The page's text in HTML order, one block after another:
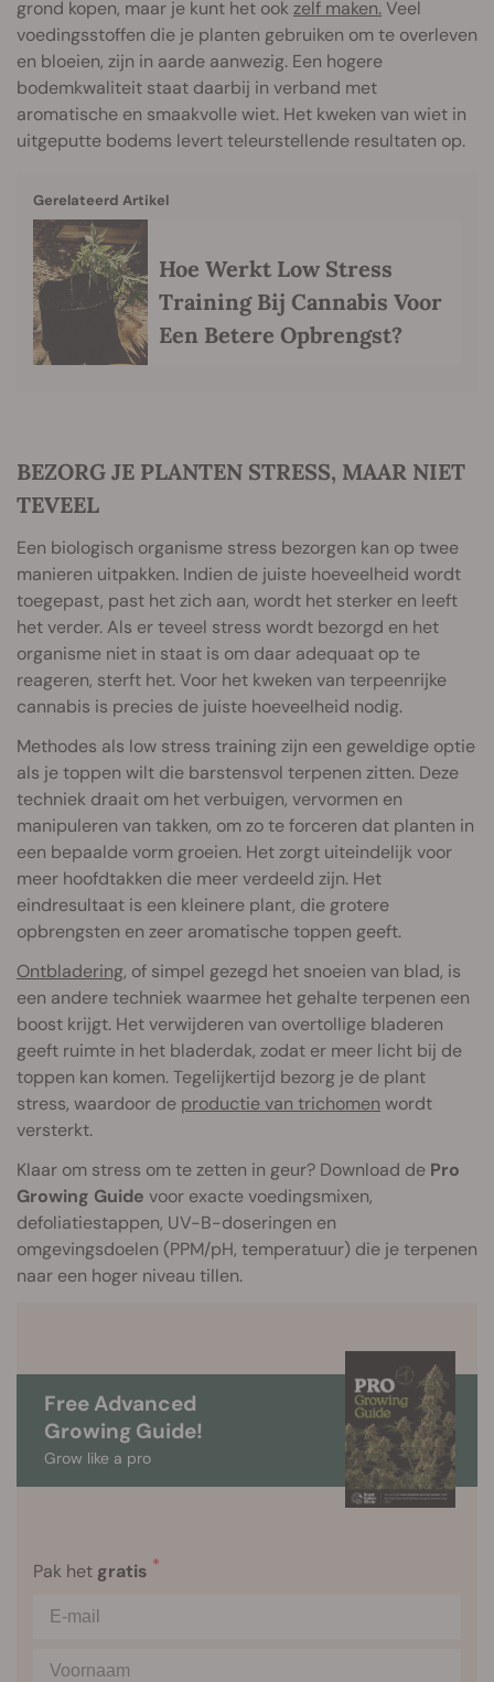
grond kopen, maar je kunt het ookzelf maken.Veel
voedingsstoffen die je planten gebruiken om te overleven
en bloeien, zijn in aarde aanwezig. Een hogere
bodemkwaliteit staat daarbij in verband met
aromatische en smaakvolle wiet. Het kweken van wiet in
uitgeputte bodems levert teleurstellende resultaten op.
Gerelateerd Artikel
Hoe Werkt Low Stress
Training Bij Cannabis Voor
Een Betere Opbrengst?
BEZORG JE PLANTEN STRESS, MAAR NIET
TEVEEL
Een biologisch organisme stress bezorgen kan op twee
manieren uitpakken. Indien de juiste hoeveelheid wordt
toegepast, past het zich aan, wordt het sterker en leeft
het verder. Als er teveel stress wordt bezorgd en het
organisme niet in staat is om daar adequaat op te
reageren, sterft het. Voor het kweken van terpeenrijke
cannabis is precies de juiste hoeveelheid nodig.
Methodes als low stress training zijn een geweldige optie
als je toppen wilt die barstensvol terpenen zitten. Deze
techniek draait om het verbuigen, vervormen en
manipuleren van takken, om zo te forceren dat planten in
een bepaalde vorm groeien. Het zorgt uiteindelijk voor
meer hoofdtakken die meer verdeeld zijn. Het
eindresultaat is een kleinere plant, die grotere
opbrengsten en zeer aromatische toppen geeft.
Ontbladering, of simpel gezegd het snoeien van blad, is
een andere techniek waarmee het gehalte terpenen een
boost krijgt. Het verwijderen van overtollige bladeren
geeft ruimte in het bladerdak, zodat er meer licht bij de
toppen kan komen. Tegelijkertijd bezorg je de plant
stress, waardoor de productie van trichomen wordt
versterkt.
Klaar om stress om te zetten in geur? Download de Pro
Growing Guide voor exacte voedingsmixen,
defoliatiestappen, UV-B-doseringen en
omgevingsdoelen (PPM/pH, temperatuur) die je terpenen
naar een hoger niveau tillen.
Free Advanced
Growing Guide!
Grow like a pro
Pak het gratis *